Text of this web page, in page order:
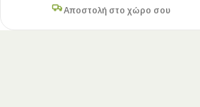
Αποστολή στο χώρο σου